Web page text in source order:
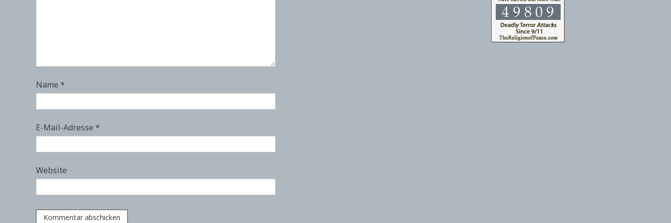
Name *
E-Mail-Adresse *
Website